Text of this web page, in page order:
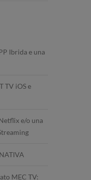
Ibrida e una
TV iOS e
e/o una
MEC TV: